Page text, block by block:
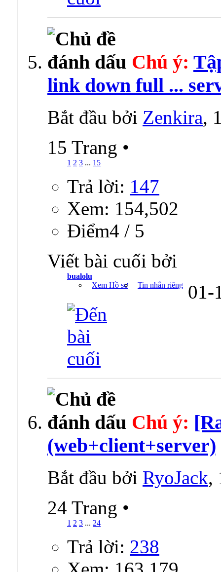
Chú ý:
link down full ...
Bắt đầu bởi Zenkira,
15 Trang •
1 2 3 ... 15
Trả lời: 147
Xem: 154,502
Ðiểm4 / 5
Viết bài cuối bởi
bualolu
Xem Hồ sơ
Tin nhắn riêng 01-
Chú ý:
(web+client+server)
Bắt đầu bởi RyoJack,
24 Trang •
1 2 3 ... 24
Trả lời: 238